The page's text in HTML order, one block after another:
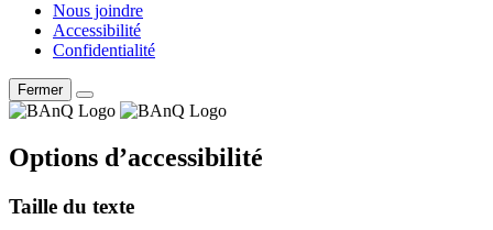
Nous joindre
Accessibilité
Confidentialité
Fermer
Options d’accessibilité
Taille du texte